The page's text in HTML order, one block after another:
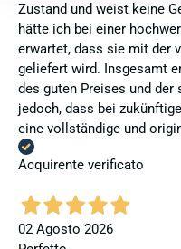
Zustand und weist keine
hätte ich bei einer
erwartet, dass sie mit der
geliefert wird. Insgesamt
des guten Preises und
jedoch, dass bei
eine vollständige und
Acquirente verificato
02 Agosto 2026